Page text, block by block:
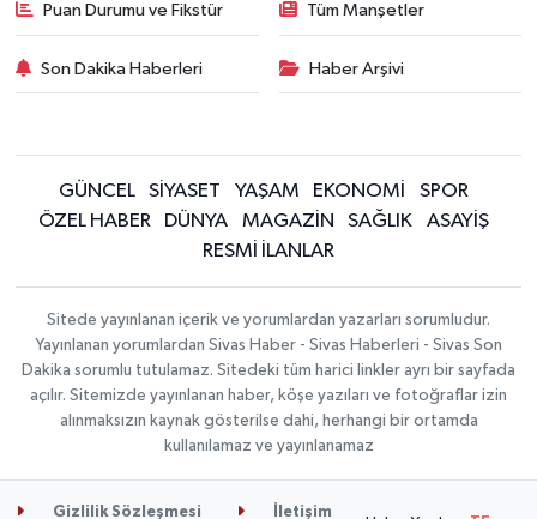
Puan Durumu ve Fikstür Tüm Manşetler
Son Dakika Haberleri Haber Arşivi
GÜNCEL SİYASET YAŞAM EKONOMİ
SPOR
ÖZEL HABER
DÜNYA MAGAZİN SAĞLIK
ASAYİŞ
RESMİ İLANLAR
Sitede yayınlanan içerik ve yorumlardan yazarları sorumludur.
Yayınlanan yorumlardan Sivas Haber - Sivas Haberleri - Sivas Son
Dakika sorumlu tutulamaz. Sitedeki tüm harici linkler ayrı bir sayfada
açılır. Sitemizde yayınlanan haber, köşe yazıları ve fotoğraflar izin
alınmaksızın kaynak gösterilse dahi, herhangi bir ortamda
kullanılamaz ve yayınlanamaz
Gizlilik Sözleşmesi İletişim